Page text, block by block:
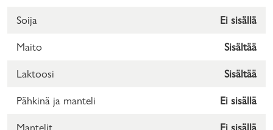
Soija Ei sisällä
Maito Sisältää
Laktoosi Sisältää
Pähkinä ja manteli Ei sisällä
Mantelit Ei sisällä